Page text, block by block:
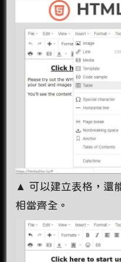
▲ 可以建立表格，還
相當齊全。